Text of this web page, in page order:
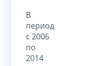
В
период
с 2006
по
2014